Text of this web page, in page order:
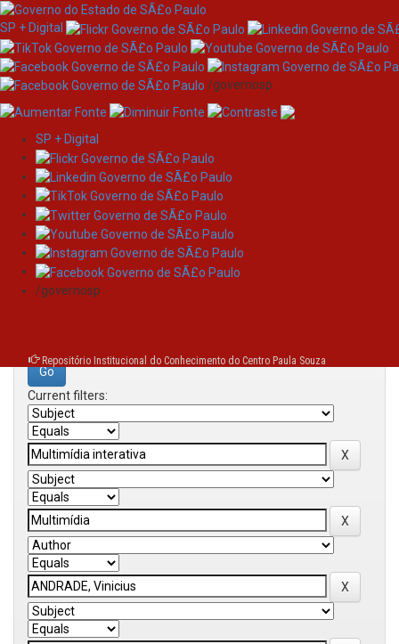
Skip
navigation
SP + Digital
/governosp
SP + Digital
/governosp
Repositório Institucional do Conhecimento do Centro Paula Souza
Search
Search:
Current filters: